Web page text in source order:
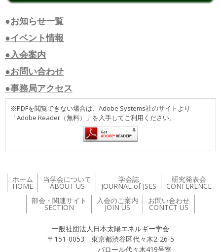
●お知らせ一覧
●イベント情報
●入会案内
●お問い合わせ
●事務局アクセス
※PDFを閲覧できない場合は、Adobe Systems社のサイトより
「Adobe Reader（無料）」を入手してご利用ください。
ホーム
HOME
当学会について
ABOUT US
学会誌
JOURNAL of JSES
研究発表会
CONFERENCE
部会・関連サイト
SECTION
入会のご案内
JOIN US
お問い合わせ
CONTCT US
一般社団法人日本太陽エネルギー学会
〒151-0053 東京都渋谷区代々木2-26-5
バロール代々木419号室